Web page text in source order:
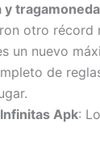
otro
un nuevo
de
Apk: